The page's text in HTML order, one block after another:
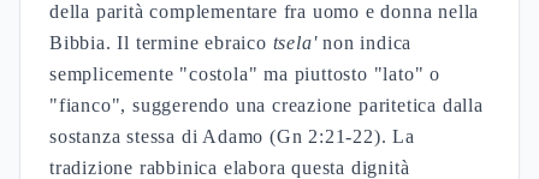
della parità complementare fra uomo e donna nella
Bibbia. Il termine ebraico tsela'non indica
semplicemente "costola" ma piuttosto "lato" o
"fianco", suggerendo una creazione paritetica dalla
sostanza stessa di Adamo (Gn 2:21-22). La
tradizione rabbinica elabora questa dignità